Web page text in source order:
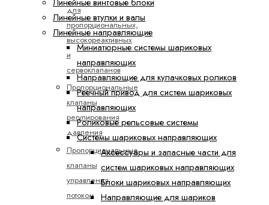
для
пропорциональных,
высокореактивных
и
сервоклапанов
Пропорциональные
клапаны
регулирования
давления
Пропорциональные
клапаны
управления
потоком
Линейные винтовые блоки
Линейные втулки и валы
Линейные направляющие
Миниатюрные системы шариковых
направляющих
Направляющие для кулачковых роликов
Реечный привод для систем шариковых
направляющих
Роликовые рельсовые системы
Системы шариковых направляющих
Аксессуары и запасные части для
систем шариковых направляющих
Блоки шариковых направляющих
Направляющие для шариков